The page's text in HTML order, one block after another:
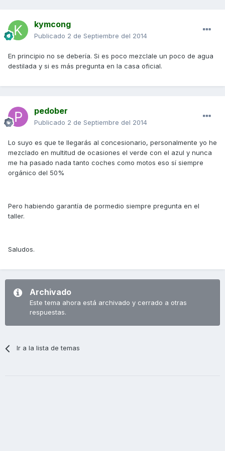
kymcong
Publicado 2 de Septiembre del 2014
En principio no se debería. Si es poco mezclale un poco de agua
destilada y si es más pregunta en la casa oficial.
pedober
Publicado 2 de Septiembre del 2014
Lo suyo es que te llegarás al concesionario, personalmente yo he
mezclado en multitud de ocasiones el verde con el azul y nunca
me ha pasado nada tanto coches como motos eso sí siempre
orgánico del 50%
Pero habiendo garantía de pormedio siempre pregunta en el
taller.
Saludos.
Archivado
Este tema ahora está archivado y cerrado a otras
respuestas.
Ir a la lista de temas